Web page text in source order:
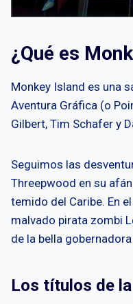
¿Qué es
Monkey Island es una
Aventura Gráfica (o
Gilbert, Tim Schafer y
Seguimos las
Threepwood en su
temido del Caribe. En
malvado pirata zombi
de la bella gobernadora
Los títulos de